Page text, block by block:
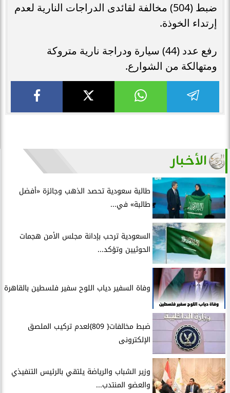
ضبط (504) مخالفة لقائدى الدراجات النارية لعدم
إرتداء الخوذة.
رفع عدد (44) سيارة ودراجة نارية متروكة
ومتهالكة من الشوارع.
الأخبار
طالبة سعودية تحصد الذهب وجائزة «أفضل
طالبة» في...
السعودية ترحب بإدانة مجلس الأمن هجمات
الحوثيين وتؤكد...
وفاة السفير دياب اللوح سفير فلسطين بالقاهرة
ضبط مخالفات{ 809}لعدم تركيب الملصق
الإلكترونى
وزير الشباب والرياضة يلتقي بالرئيس التنفيذي
والعضو المنتدب...